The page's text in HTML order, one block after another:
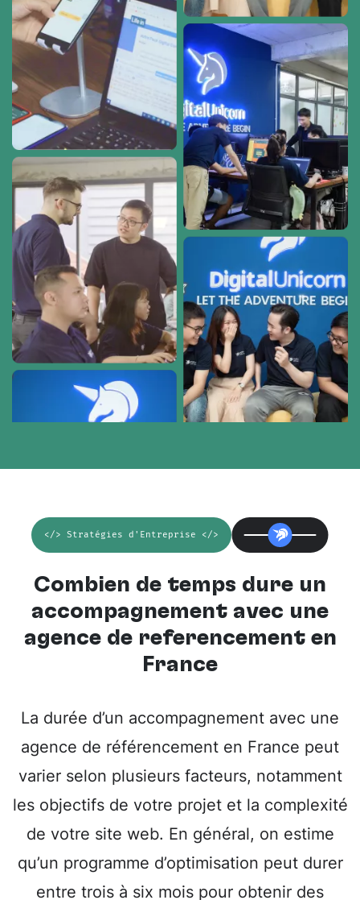
</> Stratégies d'Entreprise </>
Combien de temps dure un
accompagnement avec une
agence de référencement en
France
La durée d’un accompagnement avec une
agence de référencement en France peut
varier selon plusieurs facteurs, notamment
les objectifs de votre projet et la complexité
de votre site web. En général, on estime
qu’un programme d’optimisation peut durer
entre trois à six mois pour obtenir des